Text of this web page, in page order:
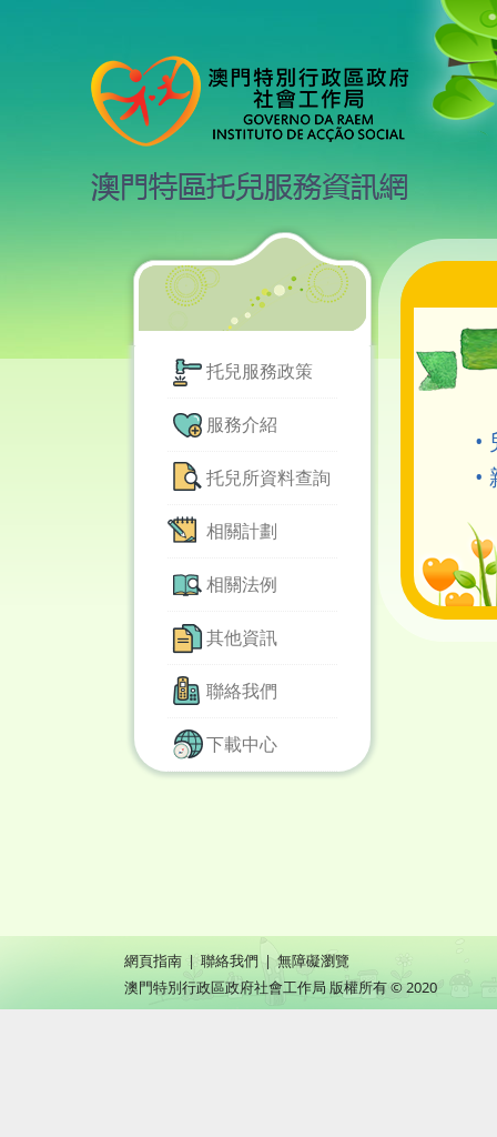
托兒服務政策
服務介紹
托兒所資料查詢
相關計劃
相關法例
其他資訊
聯絡我們
下載中心
•
•
網頁指南 | 聯絡我們 | 無障礙瀏覽
澳門特別行政區政府社會工作局 版權所有 © 2020